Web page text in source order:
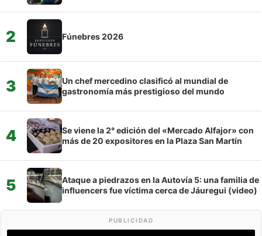
2 Fúnebres 2026
3
Un chef mercedino clasificó al mundial de
gastronomía más prestigioso del mundo
4
Se viene la 2° edición del «Mercado Alfajor» con
más de 20 expositores en la Plaza San Martín
5
Ataque a piedrazos en la Autovía 5: una familia de
influencers fue víctima cerca de Jáuregui (video)
PUBLICIDAD